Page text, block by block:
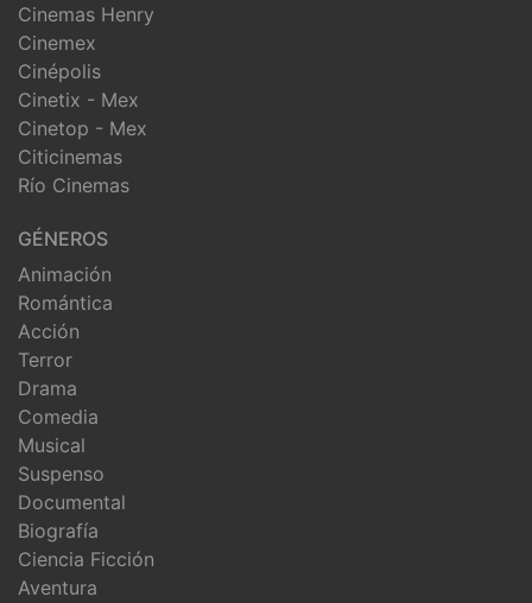
Cinemas Henry
Cinemex
Cinépolis
Cinetix - Mex
Cinetop - Mex
Citicinemas
Río Cinemas
GÉNEROS
Animación
Romántica
Acción
Terror
Drama
Comedia
Musical
Suspenso
Documental
Biografía
Ciencia Ficción
Aventura